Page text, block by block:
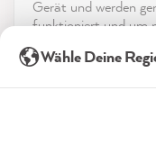
Gerät und werden
funktioniert und um
der Webseite für
(jederzeit
Bin mit
Wähle Deine